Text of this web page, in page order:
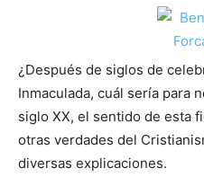
¿Después de siglos de
Inmaculada, cuál sería para
siglo XX, el sentido de esta
otras verdades del
diversas explicaciones.